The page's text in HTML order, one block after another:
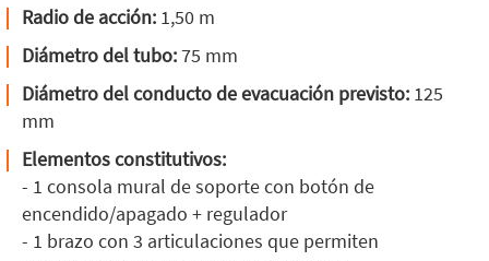
Radio de acción: 1,50 m
Diámetro del tubo:75 mm
Diámetro del conducto de evacuación previsto: 125
mm
Elementos constitutivos:
- 1 consola mural de soporte con botón de
encendido/apagado + regulador
- 1 brazo con 3 articulaciones que permiten